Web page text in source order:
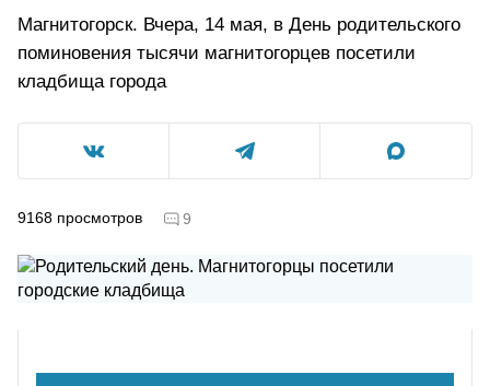
Магнитогорск. Вчера, 14 мая, в День родительского
поминовения тысячи магнитогорцев посетили
кладбища города
9168 просмотров 9